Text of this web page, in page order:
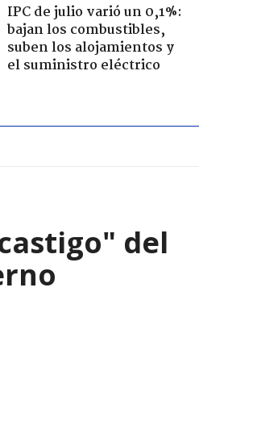
IPC de julio varió un 0,1%:
bajan los combustibles,
suben los alojamientos y
el suministro eléctrico
del